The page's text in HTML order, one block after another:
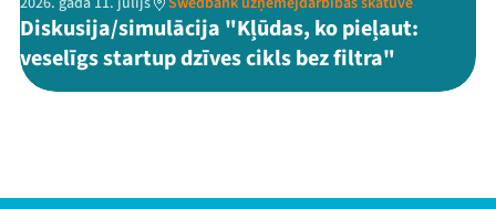
Diskusija/simulācija "Kļūdas, ko pieļaut:
veselīgs startup dzīves cikls bez filtra"